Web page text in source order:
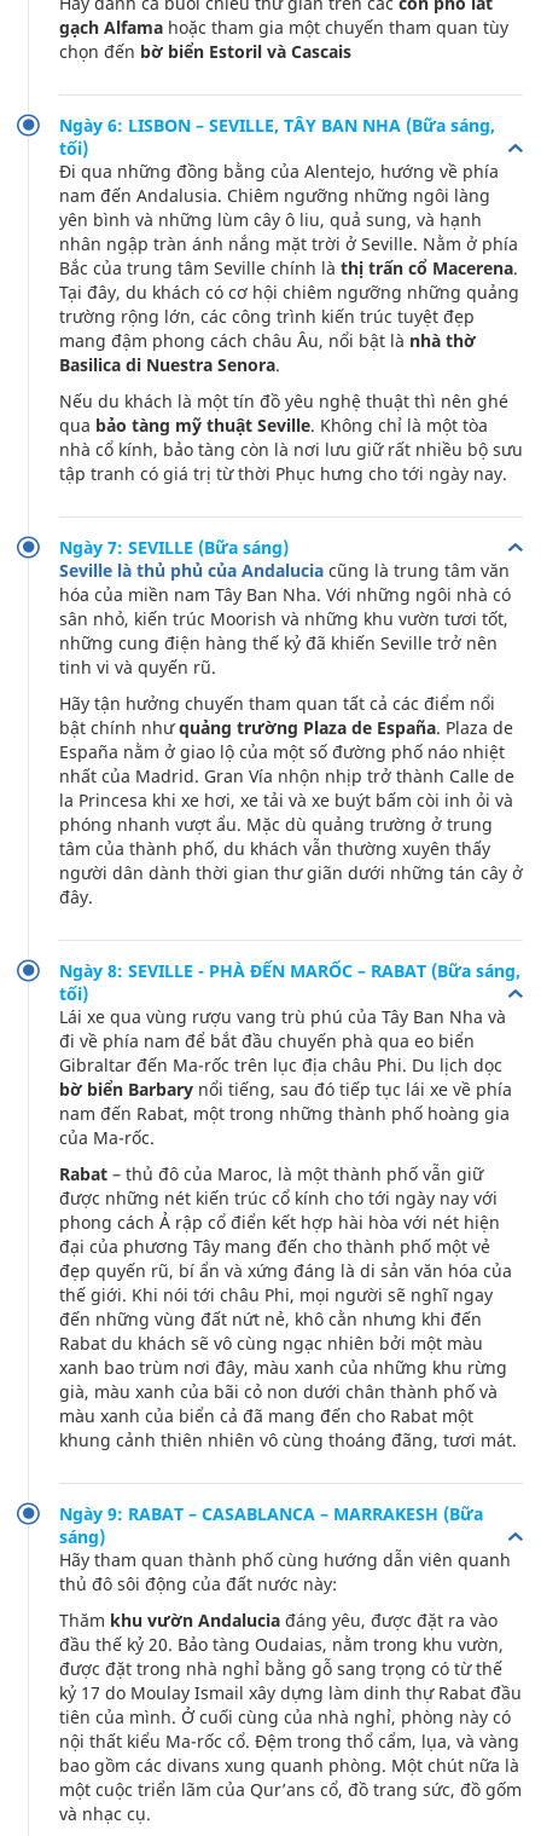
gạch Alfama hoặc tham gia một chuyến tham quan tùy
chọn đến bờ biển Estoril và Cascais
Ngày 6: LISBON – SEVILLE, TÂY BAN NHA (Bữa sáng,
tối)
Đi qua những đồng bằng của Alentejo, hướng về phía
nam đến Andalusia. Chiêm ngưỡng những ngôi làng
yên bình và những lùm cây ô liu, quả sung, và hạnh
nhân ngập tràn ánh nắng mặt trời ở Seville. Nằm ở phía
Bắc của trung tâm Seville chính là thị trấn cổ Macerena.
Tại đây, du khách có cơ hội chiêm ngưỡng những quảng
trường rộng lớn, các công trình kiến trúc tuyệt đẹp
mang đậm phong cách châu Âu, nổi bật là nhà thờ
Basilica di Nuestra Senora.
Nếu du khách là một tín đồ yêu nghệ thuật thì nên ghé
qua bảo tàng mỹ thuật Seville. Không chỉ là một tòa
nhà cổ kính, bảo tàng còn là nơi lưu giữ rất nhiều bộ sưu
tập tranh có giá trị từ thời Phục hưng cho tới ngày nay.
Ngày 7: SEVILLE (Bữa sáng)
Seville là thủ phủ của Andalucia cũng là trung tâm văn
hóa của miền nam Tây Ban Nha. Với những ngôi nhà có
sân nhỏ, kiến ​​trúc Moorish và những khu vườn tươi tốt,
những cung điện hàng thế kỷ đã khiến Seville trở nên
tinh vi và quyến rũ.
Hãy tận hưởng chuyến tham quan tất cả các điểm nổi
bật chính nhưquảng trường Plaza de España. Plaza de
España nằm ở giao lộ của một số đường phố náo nhiệt
nhất của Madrid. Gran Vía nhộn nhịp trở thành Calle de
la Princesa khi xe hơi, xe tải và xe buýt bấm còi inh ỏi và
phóng nhanh vượt ẩu. Mặc dù quảng trường ở trung
tâm của thành phố, du khách vẫn thường xuyên thấy
người dân dành thời gian thư giãn dưới những tán cây ở
đây.
Ngày 8: SEVILLE - PHÀ ĐẾN MARỐC – RABAT (Bữa sáng,
tối)
Lái xe qua vùng rượu vang trù phú của Tây Ban Nha và
đi về phía nam để bắt đầu chuyến phà qua eo biển
Gibraltar đến Ma-rốc trên lục địa châu Phi. Du lịch dọc
bờ biển Barbary nổi tiếng, sau đó tiếp tục lái xe về phía
nam đến Rabat, một trong những thành phố hoàng gia
của Ma-rốc.
Rabat – thủ đô của Maroc, là một thành phố vẫn giữ
được những nét kiến trúc cổ kính cho tới ngày nay với
phong cách Ả rập cổ điển kết hợp hài hòa với nét hiện
đại của phương Tây mang đến cho thành phố một vẻ
đẹp quyến rũ, bí ẩn và xứng đáng là di sản văn hóa của
thế giới. Khi nói tới châu Phi, mọi người sẽ nghĩ ngay
đến những vùng đất nứt nẻ, khô cằn nhưng khi đến
Rabat du khách sẽ vô cùng ngạc nhiên bởi một màu
xanh bao trùm nơi đây, màu xanh của những khu rừng
già, màu xanh của bãi cỏ non dưới chân thành phố và
màu xanh của biển cả đã mang đến cho Rabat một
khung cảnh thiên nhiên vô cùng thoáng đãng, tươi mát.
Ngày 9: RABAT – CASABLANCA – MARRAKESH (Bữa
sáng)
Hãy tham quan thành phố cùng hướng dẫn viên quanh
thủ đô sôi động của đất nước này:
Thăm khu vườn Andalucia đáng yêu, được đặt ra vào
đầu thế kỷ 20. Bảo tàng Oudaias, nằm trong khu vườn,
được đặt trong nhà nghỉ bằng gỗ sang trọng có từ thế
kỷ 17 do Moulay Ismail xây dựng làm dinh thự Rabat đầu
tiên của mình. Ở cuối cùng của nhà nghỉ, phòng này có
nội thất kiểu Ma-rốc cổ. Đệm trong thổ cẩm, lụa, và vàng
bao gồm các divans xung quanh phòng. Một chút nữa là
một cuộc triển lãm của Qur’ans cổ, đồ trang sức, đồ gốm
và nhạc cụ.